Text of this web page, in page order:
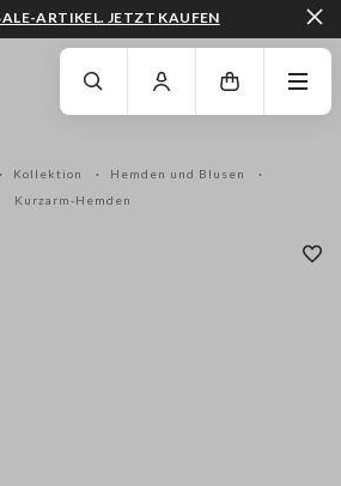
GEHEN SIE ZUM ENDE DER SEITE
ARTIKEL. JETZT KAUFEN
Kollektion
Hemden und Blusen
Kurzarm-Hemden